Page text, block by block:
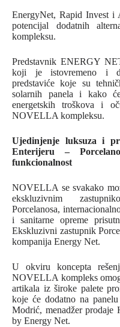
EnergyNet, Rapid Invest i
potencijal dodatnih
kompleksu.
Predstavnik ENERGY
koji je istovremeno i
predstaviće koje su
solarnih panela i kako
energetskih troškova i
NOVELLA kompleksu.
Ujedinjenje luksuza i
Enterijeru –
funkcionalnost
NOVELLA se svakako
ekskluzivnim
Porcelanosa,
i sanitarne opreme
Ekskluzivni zastupnik
kompanija Energy Net.
U okviru koncepta
NOVELLA kompleks
artikala iz široke palete
koje će dodatno na
Modrić, menadžer prodaje
by Energy Net.